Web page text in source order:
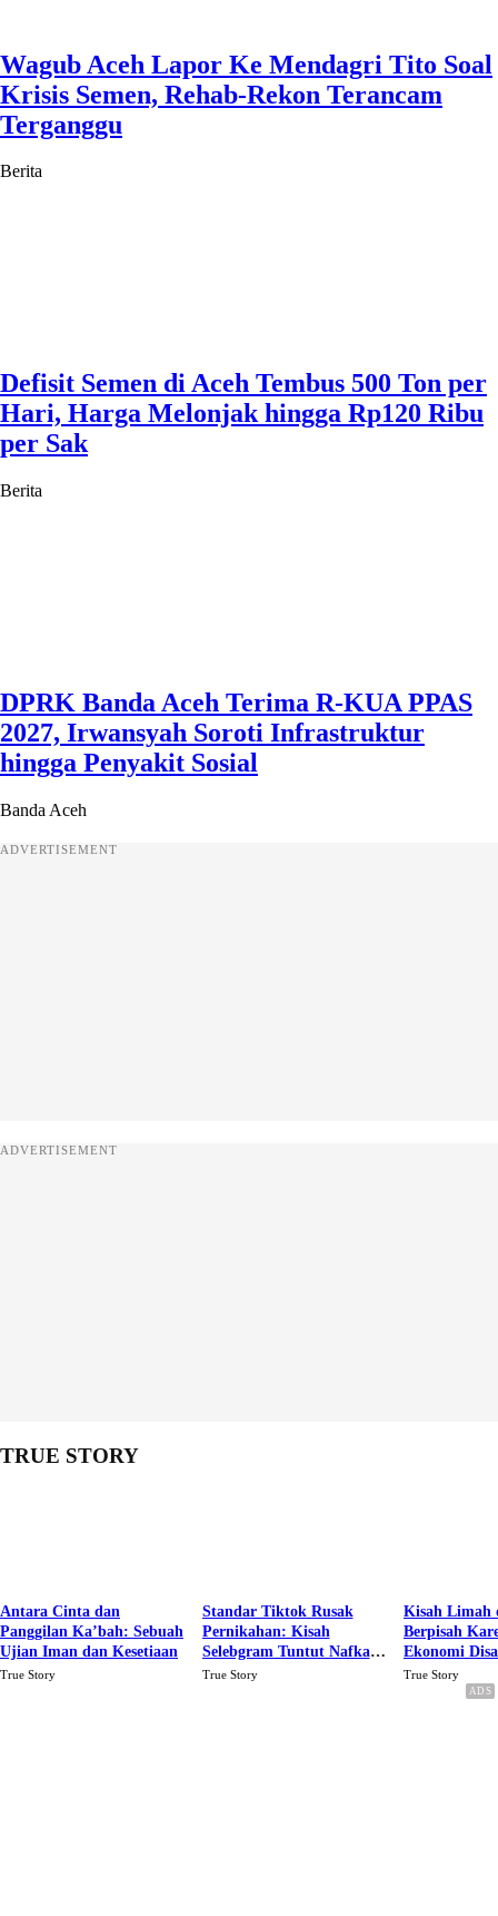
Wagub Aceh Lapor Ke Mendagri Tito Soal
Krisis Semen, Rehab-Rekon Terancam
Terganggu
Berita
Defisit Semen di Aceh Tembus 500 Ton per
Hari, Harga Melonjak hingga Rp120 Ribu
per Sak
Berita
DPRK Banda Aceh Terima R-KUA PPAS
2027, Irwansyah Soroti Infrastruktur
hingga Penyakit Sosial
Banda Aceh
ADVERTISEMENT
ADVERTISEMENT
TRUE STORY
Antara Cinta dan
Panggilan Ka’bah: Sebuah
Ujian Iman dan Kesetiaan
True Story
Standar Tiktok Rusak
Pernikahan: Kisah
Selebgram Tuntut Nafkah
Rp.15 Juta Perbulan
True Story
Kisah Limah
Berpisah
Ekonomi
Karena Cinta
True Story